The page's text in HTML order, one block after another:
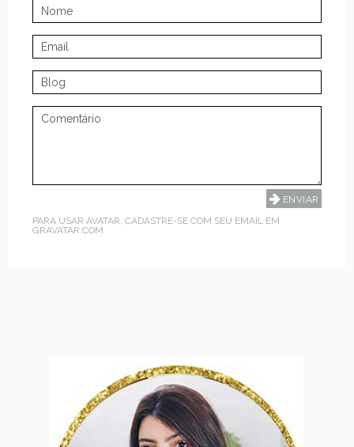
PARA USAR AVATAR, CADASTRE-SE COM SEU EMAIL EM
GRAVATAR.COM